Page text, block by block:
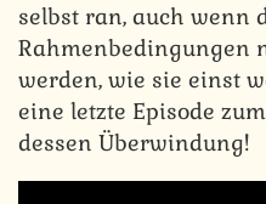
selbst ran, auch wenn
Rahmenbedingungen
werden, wie sie einst
eine letzte Episode
dessen Überwindung!